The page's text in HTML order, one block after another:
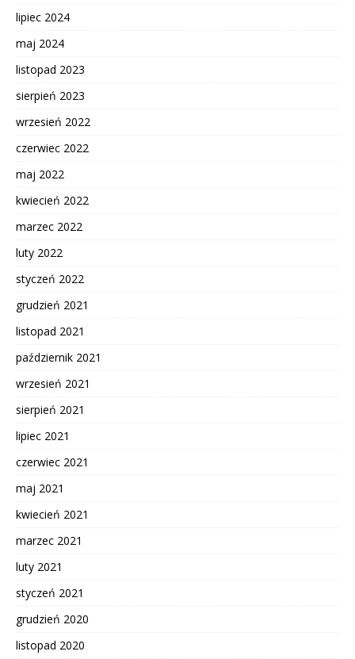
lipiec 2024
maj 2024
listopad 2023
sierpień 2023
wrzesień 2022
czerwiec 2022
maj 2022
kwiecień 2022
marzec 2022
luty 2022
styczeń 2022
grudzień 2021
listopad 2021
październik 2021
wrzesień 2021
sierpień 2021
lipiec 2021
czerwiec 2021
maj 2021
kwiecień 2021
marzec 2021
luty 2021
styczeń 2021
grudzień 2020
listopad 2020